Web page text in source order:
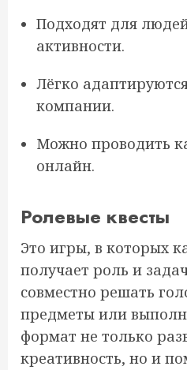
Подходят для
активности.
Лёгко
компании.
Можно проводить
онлайн.
Ролевые квесты
Это игры, в которых
получает роль и
совместно решать
предметы или
формат не только
креативность, но и